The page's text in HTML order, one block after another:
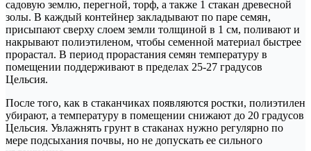
садовую землю, перегной, торф, а также 1 стакан древесной
золы. В каждый контейнер закладывают по паре семян,
присыпают сверху слоем земли толщиной в 1 см, поливают и
накрывают полиэтиленом, чтобы семенной материал быстрее
прорастал. В период прорастания семян температуру в
помещении поддерживают в пределах 25-27 градусов
Цельсия.
После того, как в стаканчиках появляются ростки, полиэтилен
убирают, а температуру в помещении снижают до 20 градусов
Цельсия. Увлажнять грунт в стаканах нужно регулярно по
мере подсыхания почвы, но не допускать ее сильного